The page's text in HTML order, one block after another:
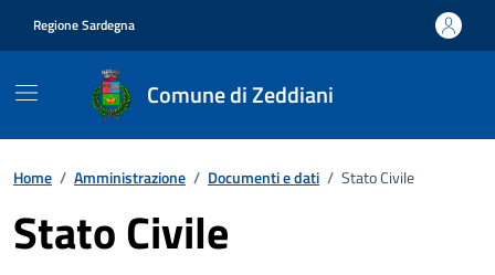
Regione Sardegna
Comune di Zeddiani
Home / Amministrazione / Documenti e dati / Stato Civile
Stato Civile